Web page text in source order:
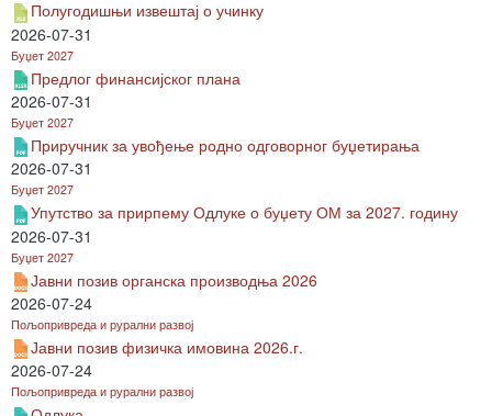
Полугодишњи извештај о учинку
2026-07-31
Буџет 2027
Предлог финансијског плана
2026-07-31
Буџет 2027
Приручник за увођење родно одговорног буџетирања
2026-07-31
Буџет 2027
Упутство за прирпему Одлуке о буџету ОМ за 2027. годину
2026-07-31
Буџет 2027
Јавни позив органска производња 2026
2026-07-24
Пољопривреда и рурални развој
Јавни позив физичка имовина 2026.г.
2026-07-24
Пољопривреда и рурални развој